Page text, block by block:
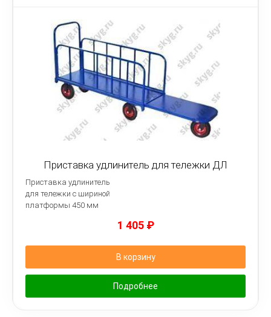
Приставка удлинитель для тележки ДЛ
Приставка удлинитель
для тележки с шириной
платформы 450 мм
1 405 ₽
В корзину
Подробнее